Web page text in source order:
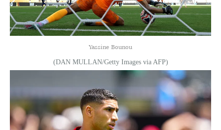
Yassine Bounou
(DAN MULLAN/Getty Images via AFP)